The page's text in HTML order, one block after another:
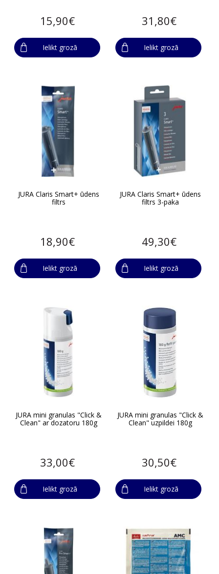
15,90€
Ielikt grozā
31,80€
Ielikt grozā
JURA Claris Smart+ ūdens
filtrs
18,90€
Ielikt grozā
JURA Claris Smart+ ūdens
filtrs 3-paka
49,30€
Ielikt grozā
JURA mini granulas "Click &
Clean" ar dozatoru 180g
33,00€
Ielikt grozā
JURA mini granulas "Click &
Clean" uzpildei 180g
30,50€
Ielikt grozā